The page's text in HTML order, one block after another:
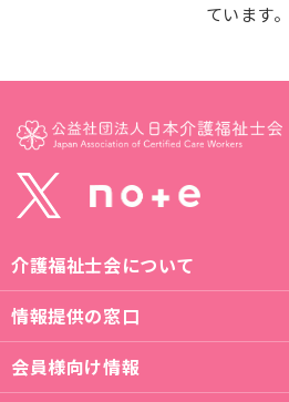
ています。
介護福祉士会について
情報提供の窓口
会員様向け情報